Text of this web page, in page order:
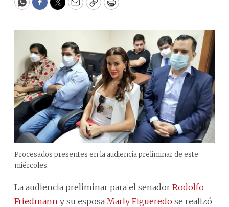
WhatsApp
Facebook
Twitter
EmailCopyPrint
Procesados presentes en la audiencia preliminar de este
miércoles.
La audiencia preliminar para el senador Rodolfo
Friedmann y su esposa Marly Figueredo se realizó